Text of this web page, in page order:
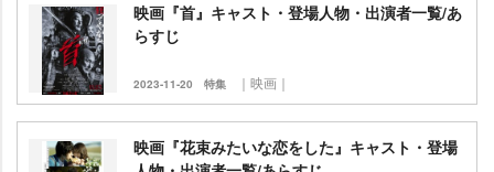
映画『首』キャスト・登場人物・出演者一覧/あ
らすじ
2023-11-20 特集 ｜映画｜
映画『花束みたいな恋をした』キャスト・登場